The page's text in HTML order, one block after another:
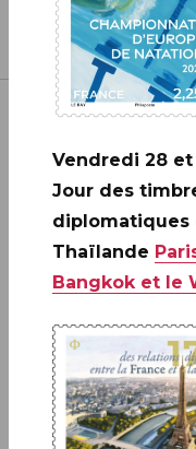
Inscrivez-
Vendredi 28
Jour des
diplomatiques
Thaïlande
Bangkok et le